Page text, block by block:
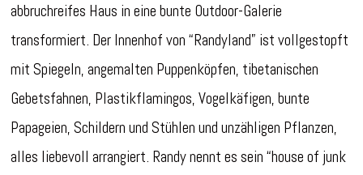
abbruchreifes Haus in eine bunte Outdoor-Galerie
transformiert. Der Innenhof von “Randyland” ist vollgestopft
mit Spiegeln, angemalten Puppenköpfen, tibetanischen
Gebetsfahnen, Plastikflamingos, Vogelkäfigen, bunte
Papageien, Schildern und Stühlen und unzähligen Pflanzen,
alles liebevoll arrangiert. Randy nennt es sein “house of junk